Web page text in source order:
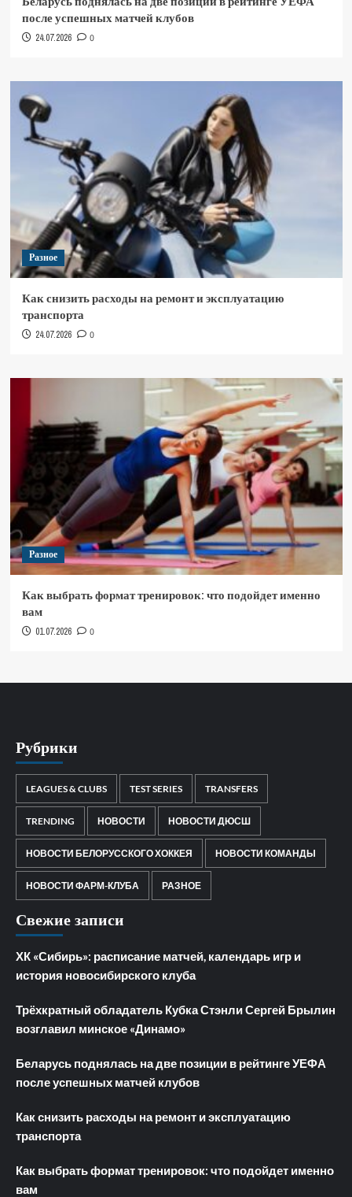
после успешных матчей клубов
24.07.2026 0
Разное
Как снизить расходы на ремонт и эксплуатацию
транспорта
24.07.2026 0
Разное
Как выбрать формат тренировок: что подойдет именно
вам
01.07.2026 0
Рубрики
LEAGUES & CLUBS TEST SERIES TRANSFERS
TRENDING НОВОСТИ НОВОСТИ ДЮСШ
НОВОСТИ БЕЛОРУССКОГО ХОККЕЯ НОВОСТИ КОМАНДЫ
НОВОСТИ ФАРМ-КЛУБА РАЗНОЕ
Свежие записи
ХК «Сибирь»: расписание матчей, календарь игр и
история новосибирского клуба
Трёхкратный обладатель Кубка Стэнли Сергей Брылин
возглавил минское «Динамо»
Беларусь поднялась на две позиции в рейтинге УЕФА
после успешных матчей клубов
Как снизить расходы на ремонт и эксплуатацию
транспорта
Как выбрать формат тренировок: что подойдет именно
вам